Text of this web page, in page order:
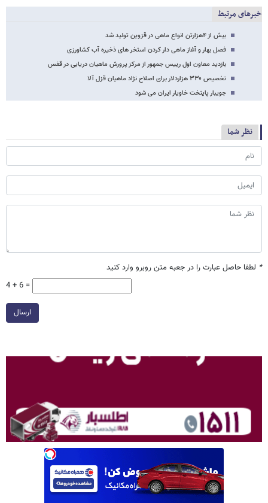
خبرهای مرتبط
بیش از ۴هزارتن انواع ماهی در قزوین تولید شد
فصل بهار و آغاز ماهی دار کردن استخر های ذخیره آب کشاورزی
بازدید معاون اول رییس جمهور از مرکز پرورش ماهیان دریایی در قفس
تخصیص ۳۳۰ هزاردلار برای اصلاح نژاد ماهیان قزل آلا
جویبار پایتخت خاویار ایران می شود
نظر شما
* لطفا حاصل عبارت را در جعبه متن روبرو وارد کنید
4 + 6 =
ارسال